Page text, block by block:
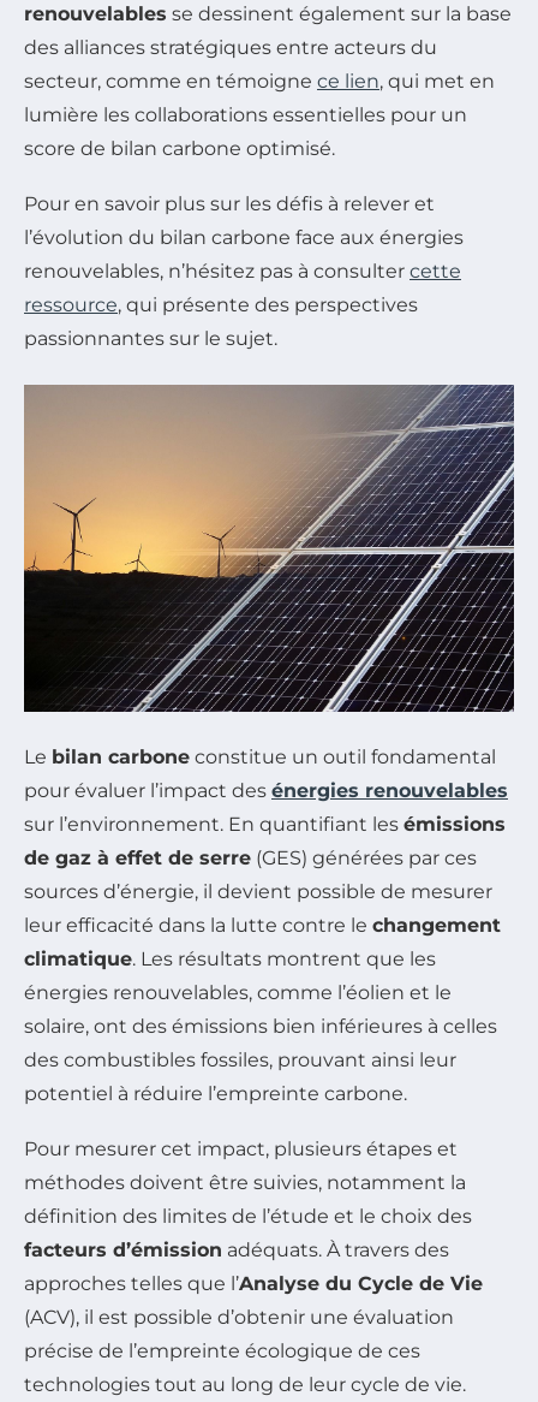
renouvelables se dessinent également sur la base
des alliances stratégiques entre acteurs du
secteur, comme en témoigne ce lien, qui met en
lumière les collaborations essentielles pour un
score de bilan carbone optimisé.
Pour en savoir plus sur les défis à relever et
l’évolution du bilan carbone face aux énergies
renouvelables, n’hésitez pas à consulter cette
ressource, qui présente des perspectives
passionnantes sur le sujet.
Le bilan carbone constitue un outil fondamental
pour évaluer l’impact des énergies renouvelables
sur l’environnement. En quantifiant les émissions
de gaz à effet de serre (GES) générées par ces
sources d’énergie, il devient possible de mesurer
leur efficacité dans la lutte contre le changement
climatique. Les résultats montrent que les
énergies renouvelables, comme l’éolien et le
solaire, ont des émissions bien inférieures à celles
des combustibles fossiles, prouvant ainsi leur
potentiel à réduire l’empreinte carbone.
Pour mesurer cet impact, plusieurs étapes et
méthodes doivent être suivies, notamment la
définition des limites de l’étude et le choix des
facteurs d’émission adéquats. À travers des
approches telles que l’Analyse du Cycle de Vie
(ACV), il est possible d’obtenir une évaluation
précise de l’empreinte écologique de ces
technologies tout au long de leur cycle de vie.